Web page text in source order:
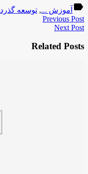
label آموزش ..., توسعه گذرد
Previous Post
Next Post
Related Posts